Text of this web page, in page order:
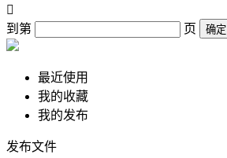

到第
页 确定
最近使用
我的收藏
我的发布
发布文件